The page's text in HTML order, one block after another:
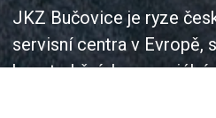
JKZ Bučovice je ryze
servisní centra v Evropě,
konstrukčních a